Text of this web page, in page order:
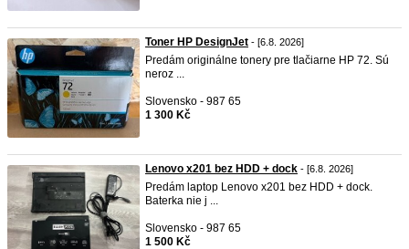
Toner HP DesignJet - [6.8. 2026]
Predám originálne tonery pre tlačiarne HP 72. Sú
neroz ...
Slovensko - 987 65
1 300 Kč
Lenovo x201 bez HDD + dock - [6.8. 2026]
Predám laptop Lenovo x201 bez HDD + dock.
Baterka nie j ...
Slovensko - 987 65
1 500 Kč